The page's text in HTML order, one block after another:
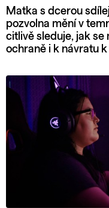
Matka s dcerou
pozvolna mění v
citlivě sleduje, jak
ochraně i k návratu